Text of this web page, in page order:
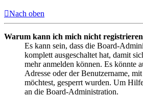
Nach oben
Warum kann ich mich nicht
Es kann sein, dass die Board-
komplett ausgeschaltet hat, damit
mehr anmelden können. Es könnte
Adresse oder der Benutzername,
möchtest, gesperrt wurden. Um
an die Board-Administration.